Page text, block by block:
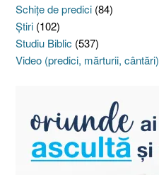
Schiţe de predici (84)
Ştiri (102)
Studiu Biblic (537)
Video (predici, mărturii, cântări)